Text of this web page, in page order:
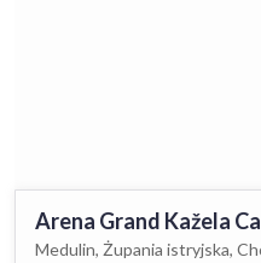
Arena Grand Kažela
Medulin, Żupania istryjska,